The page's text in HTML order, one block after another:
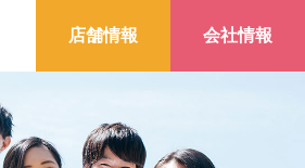
店舗情報 会社情報